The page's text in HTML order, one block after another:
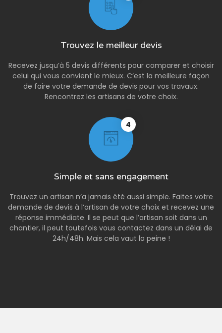
Trouvez le meilleur devis
Recevez jusqu’à 5 devis différents pour comparer et choisir
celui qui vous convient le mieux. C’est la meilleure façon
de faire votre demande de devis pour vos travaux.
Rencontrez les artisans de votre choix.
4
Simple et sans engagement
Trouvez un artisan n’a jamais été aussi simple. Faites votre
demande de devis à l’artisan de votre choix et recevez une
réponse immédiate. Il se peut que l’artisan soit dans un
chantier, il peut toutefois vous contactez dans un délai de
24h/48h. Mais cela vaut la peine !